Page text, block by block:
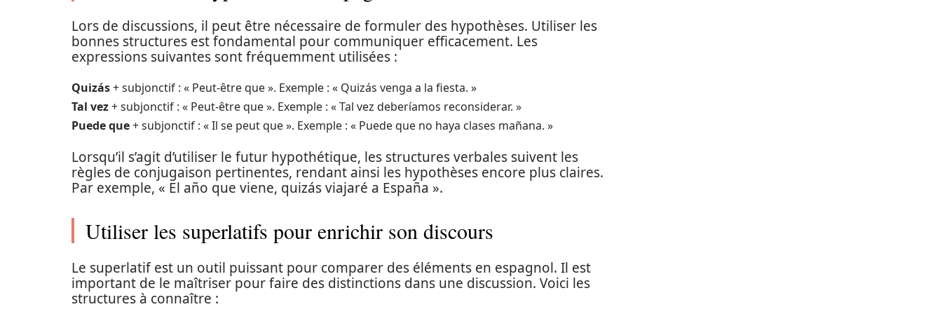
Lors de discussions, il peut être nécessaire de formuler des hypothèses. Utiliser les
bonnes structures est fondamental pour communiquer efficacement. Les
expressions suivantes sont fréquemment utilisées :
Quizás+ subjonctif : « Peut-être que ». Exemple : « Quizás venga a la fiesta. »
Tal vez+ subjonctif : « Peut-être que ». Exemple : « Tal vez deberíamos reconsiderar. »
Puede que+ subjonctif : « Il se peut que ». Exemple : « Puede que no haya clases mañana. »
Lorsqu’il s’agit d’utiliser le futur hypothétique, les structures verbales suivent les
règles de conjugaison pertinentes, rendant ainsi les hypothèses encore plus claires.
Par exemple, « El año que viene, quizás viajaré a España ».
Utiliser les superlatifs pour enrichir son discours
Le superlatif est un outil puissant pour comparer des éléments en espagnol. Il est
important de le maîtriser pour faire des distinctions dans une discussion. Voici les
structures à connaître :